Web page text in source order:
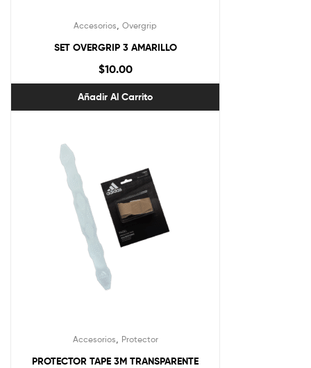
Accesorios Overgrip
SET OVERGRIP 3 AMARILLO
$10.00
Añadir Al Carrito
Accesorios Protector
PROTECTOR TAPE 3M TRANSPARENTE